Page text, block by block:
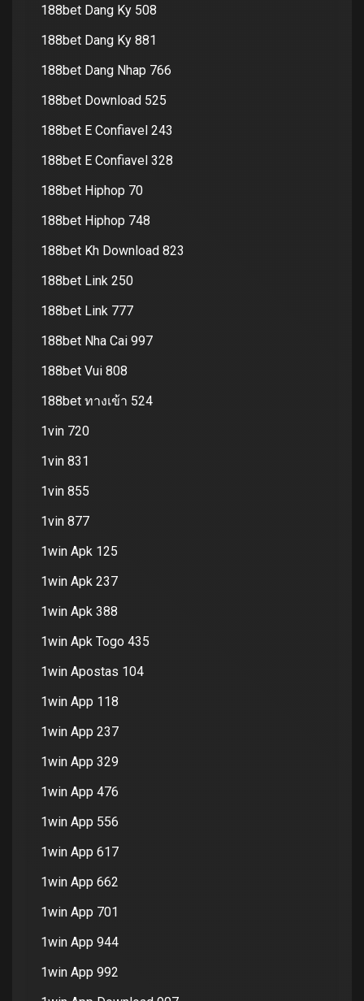
188bet Dang Ky 508
188bet Dang Ky 881
188bet Dang Nhap 766
188bet Download 525
188bet E Confiavel 243
188bet E Confiavel 328
188bet Hiphop 70
188bet Hiphop 748
188bet Kh Download 823
188bet Link 250
188bet Link 777
188bet Nha Cai 997
188bet Vui 808
188bet ทางเข้า 524
1vin 720
1vin 831
1vin 855
1vin 877
1win Apk 125
1win Apk 237
1win Apk 388
1win Apk Togo 435
1win Apostas 104
1win App 118
1win App 237
1win App 329
1win App 476
1win App 556
1win App 617
1win App 662
1win App 701
1win App 944
1win App 992